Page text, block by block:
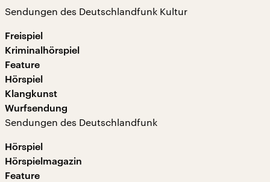
Sendungen des Deutschlandfunk Kultur
Freispiel
Kriminalhörspiel
Feature
Hörspiel
Klangkunst
Wurfsendung
Sendungen des Deutschlandfunk
Hörspiel
Hörspielmagazin
Feature